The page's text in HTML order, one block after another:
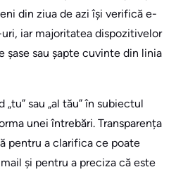
din ziua de azi își verifică e-
iar majoritatea dispozitivelor
șase sau șapte cuvinte din linia
sau „al tău” în subiectul
unei întrebări. Transparența
pentru a clarifica ce poate
și pentru a preciza că este